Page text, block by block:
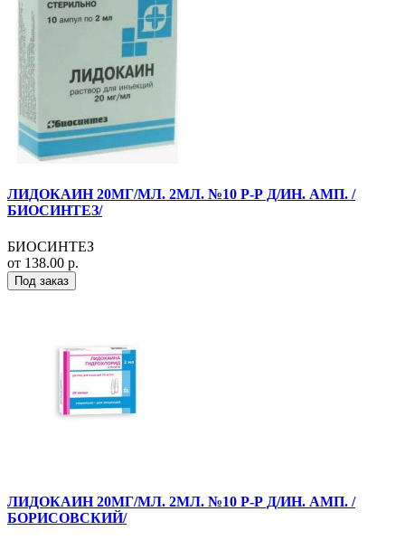
ЛИДОКАИН 20МГ/МЛ. 2МЛ. №10 Р-Р Д/ИН. АМП. /
БИОСИНТЕЗ/
БИОСИНТЕЗ
от 138.00 р.
Под заказ
ЛИДОКАИН 20МГ/МЛ. 2МЛ. №10 Р-Р Д/ИН. АМП. /
БОРИСОВСКИЙ/